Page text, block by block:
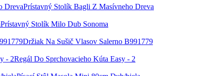
Prístavný Stolík Bagli Z Masívneho Dreva
Prístavný Stolík Milo Dub Sonoma
Držiak Na Sušič Vlasov Salerno B991779
Regál Do Sprchovacieho Kúta Easy - 2